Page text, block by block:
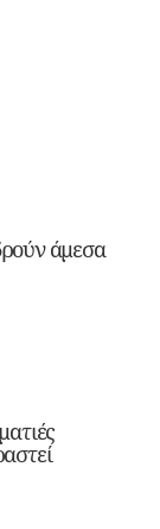
άμεσα